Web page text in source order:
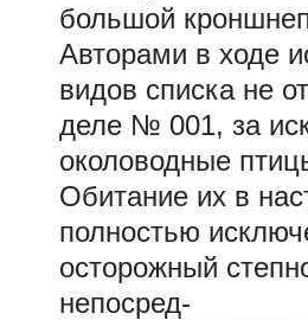
большой
Авторами в ходе
видов списка не
деле № 001, за
околоводные
Обитание их в
полностью
осторожный
непосред-